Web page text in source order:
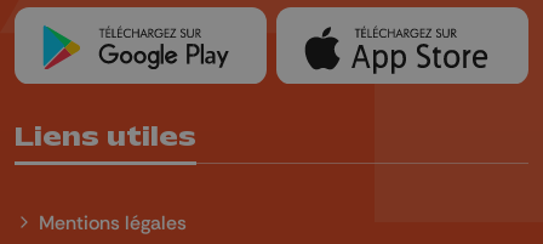
Liens utiles
Mentions légales